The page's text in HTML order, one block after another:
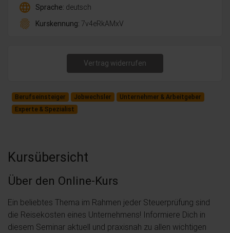
language Sprache: deutsch
fingerprint Kurskennung: 7v4eRkAMxV
Vertrag widerrufen
Berufseinsteiger Jobwechsler
Unternehmer & Arbeitgeber
Experte & Spezialist
Kursübersicht
Über den Online-Kurs
Ein beliebtes Thema im Rahmen jeder Steuerprüfung sind
die Reisekosten eines Unternehmens! Informiere Dich in
diesem Seminar aktuell und praxisnah zu allen wichtigen